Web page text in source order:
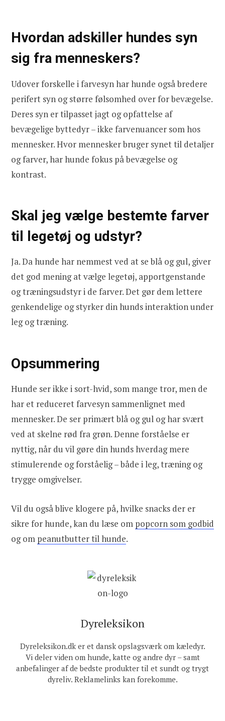
Hvordan adskiller hundes syn
sig fra menneskers?
Udover forskelle i farvesyn har hunde også bredere
perifert syn og større følsomhed over for bevægelse.
Deres syn er tilpasset jagt og opfattelse af
bevægelige byttedyr – ikke farvenuancer som hos
mennesker. Hvor mennesker bruger synet til detaljer
og farver, har hunde fokus på bevægelse og
kontrast.
Skal jeg vælge bestemte farver
til legetøj og udstyr?
Ja. Da hunde har nemmest ved at se blå og gul, giver
det god mening at vælge legetøj, apportgenstande
og træningsudstyr i de farver. Det gør dem lettere
genkendelige og styrker din hunds interaktion under
leg og træning.
Opsummering
Hunde ser ikke i sort-hvid, som mange tror, men de
har et reduceret farvesyn sammenlignet med
mennesker. De ser primært blå og gul og har svært
ved at skelne rød fra grøn. Denne forståelse er
nyttig, når du vil gøre din hunds hverdag mere
stimulerende og forståelig – både i leg, træning og
trygge omgivelser.
Vil du også blive klogere på, hvilke snacks der er
sikre for hunde, kan du læse om popcorn som godbid
og om peanutbutter til hunde.
Dyreleksikon
Dyreleksikon.dk er et dansk opslagsværk om kæledyr.
Vi deler viden om hunde, katte og andre dyr – samt
anbefalinger af de bedste produkter til et sundt og trygt
dyreliv. Reklamelinks kan forekomme.